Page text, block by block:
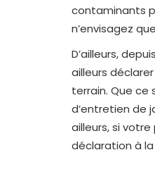
contaminants
n’envisagez
D’ailleurs,
ailleurs
terrain. Que ce
d’entretien de
ailleurs, si
déclaration à la